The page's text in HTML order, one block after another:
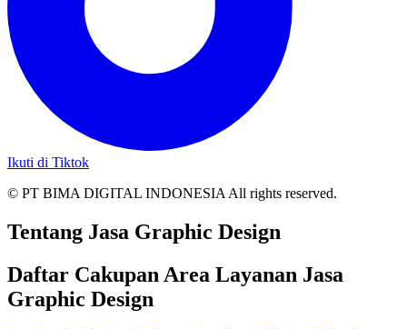
Ikuti di Tiktok
© PT BIMA DIGITAL INDONESIA All rights reserved.
Tentang Jasa Graphic Design
Daftar Cakupan Area Layanan Jasa
Graphic Design